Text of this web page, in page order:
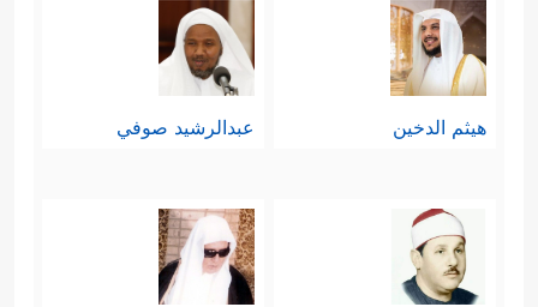
هيثم الدخين عبدالرشيد صوفي